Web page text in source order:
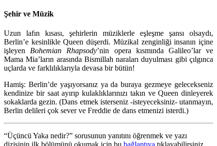
Şehir ve Müzik
Uzun lafın kısası, şehirlerin müziklerle eşleşme şansı olsaydı,
Berlin’e kesinlikle Queen düşerdi. Müzikal zenginliği insanın içine
işleyen Bohemian Rhapsody’nin opera kısmında Galileo’lar ve
Mama Mia’ların arasında Bismillah naraları duyulması gibi çılgınca
uçlarda ve farklılıklarıyla devasa bir bütün!
Hamiş: Berlin’de yaşıyorsanız ya da buraya gezmeye gelecekseniz
kendinize bir saat ayırıp kulaklıklarınızı takın ve Queen dinleyerek
sokaklarda gezin. (Dans etmek isterseniz -isteyeceksiniz- utanmayın,
Berlin delileri çok sever ve Freddie de dans etmenizi isterdi.)
“Üçüncü Yaka nedir?” sorusunun yanıtını öğrenmek ve yazı
dizisinin ilk bölümünü okumak için bu bağlantıya tıklayabilirsiniz.